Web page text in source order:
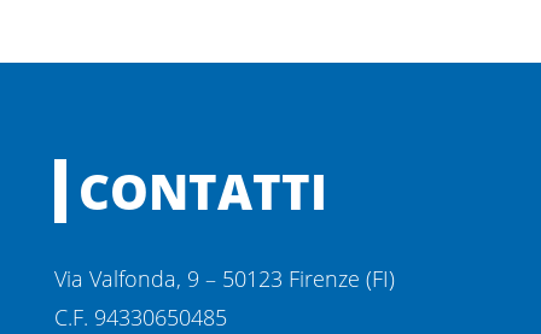
CONTATTI
Via Valfonda, 9 – 50123 Firenze (FI)
C.F. 94330650485